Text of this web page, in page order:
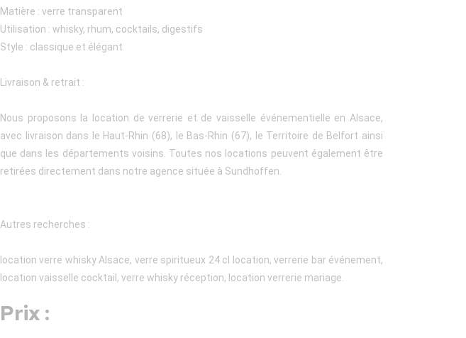
Matière : verre transparent
Utilisation : whisky, rhum, cocktails, digestifs
Style : classique et élégant
Livraison & retrait :
Nous proposons la location de verrerie et de vaisselle événementielle en Alsace,
avec livraison dans le Haut-Rhin (68), le Bas-Rhin (67), le Territoire de Belfort ainsi
que dans les départements voisins. Toutes nos locations peuvent également être
retirées directement dans notre agence située à Sundhoffen.
Autres recherches :
location verre whisky Alsace, verre spiritueux 24 cl location, verrerie bar événement,
location vaisselle cocktail, verre whisky réception, location verrerie mariage.
Prix :